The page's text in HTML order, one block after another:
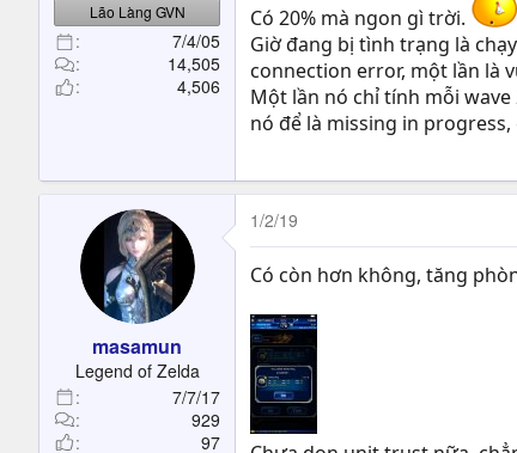
Lão Làng GVN
7/4/05
14,505
4,506
Có 20% mà ngon gì trời.
Giờ đang bị tình trạng là
connection error, một lần là
Một lần nó chỉ tính mỗi
nó để là missing in
masamun
Legend of Zelda
7/7/17
929
97
1/2/19
Có còn hơn không, tăng